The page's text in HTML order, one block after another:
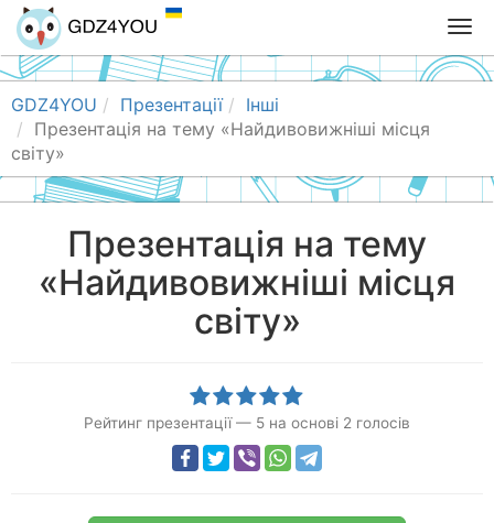
T
o
g
n
a
GDZ4YOU Презентації
Інші
Презентація на тему «Найдивовижніші місця
світу»
Презентація на тему
«Найдивовижніші місця
світу»
Рейтинг презентації — 5 на основі 2 голосів